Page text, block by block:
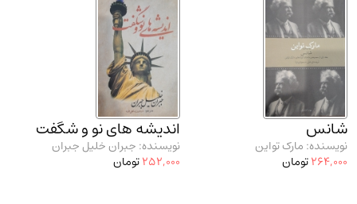
شانس
نویسنده: مارک تواین
264,000تومان
اندیشه های نو و شگفت
نویسنده: جبران خلیل جبران
252,000تومان